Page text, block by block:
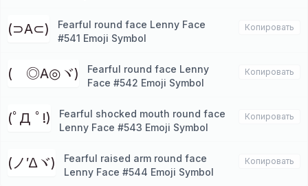
(⊃A⊂)
Fearful round face Lenny Face
#541 Emoji Symbol
Копировать
(ゞ◎A◎ヾ)
Fearful round face Lenny
Face #542 Emoji Symbol
Копировать
(ﾟД ﾟ!)
Fearful shocked mouth round face
Lenny Face #543 Emoji Symbol
Копировать
(ノ′∆ヾ)
Fearful raised arm round face
Lenny Face #544 Emoji Symbol
Копировать